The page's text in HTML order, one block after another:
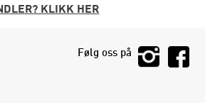
KLIKK HER
Følg oss på